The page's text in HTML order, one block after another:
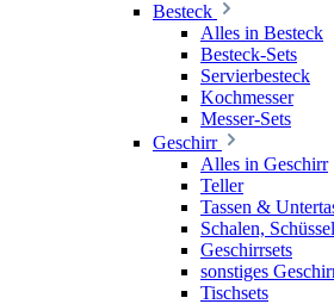
Besteck
Alles in Besteck
Besteck-Sets
Servierbesteck
Kochmesser
Messer-Sets
Geschirr
Alles in Geschirr
Teller
Tassen &
Schalen,
Geschirrsets
sonstiges
Tischsets